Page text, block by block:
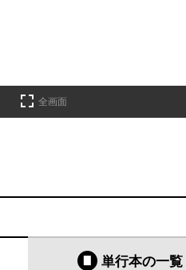
全画面
単行本の一覧